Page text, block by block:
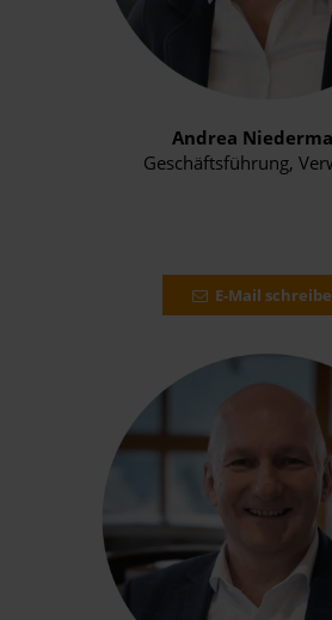
Andrea
Geschäftsführung,
E-Mail